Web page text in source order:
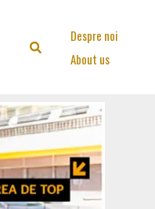
Search
Despre noi
About us